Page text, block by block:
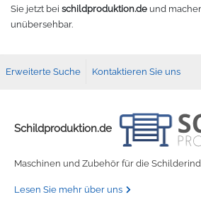
Sie jetzt bei schildproduktion.de und
unübersehbar.
Erweiterte Suche Kontaktieren Sie uns
Schildproduktion.de
Maschinen und Zubehör für die
Lesen Sie mehr über uns